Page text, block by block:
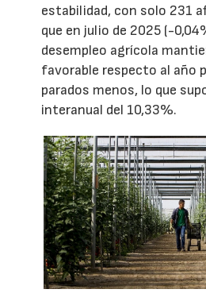
estabilidad, con solo 231
que en julio de 2025 (-
desempleo agrícola
favorable respecto al año
parados menos, lo que
interanual del 10,33%.